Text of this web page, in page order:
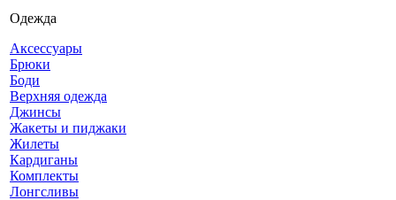
Одежда
Аксессуары
Брюки
Боди
Верхняя одежда
Джинсы
Жакеты и пиджаки
Жилеты
Кардиганы
Комплекты
Лонгсливы